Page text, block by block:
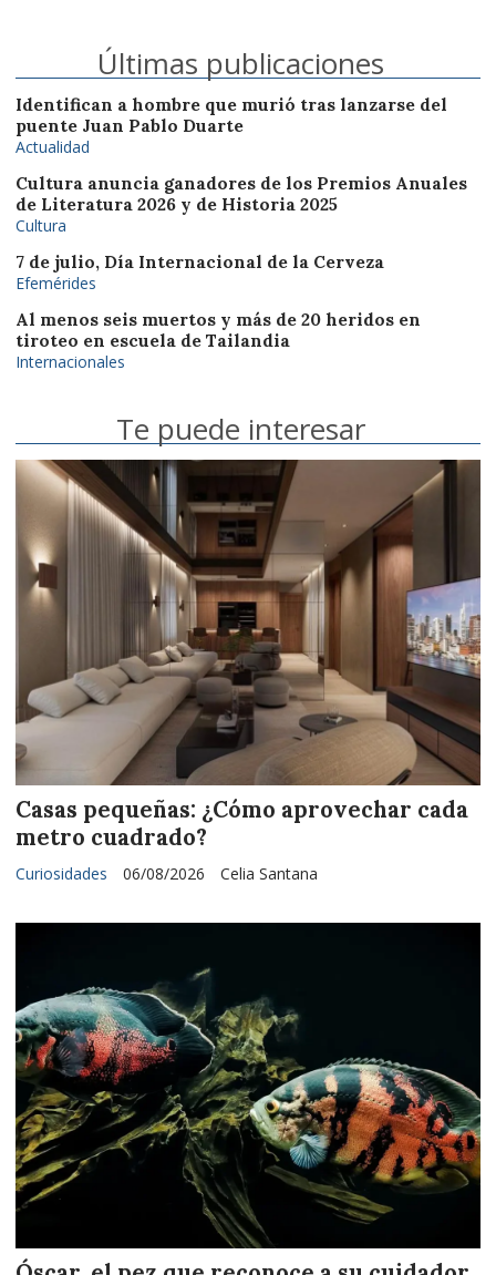
Últimas publicaciones
Identifican a hombre que murió tras lanzarse del
puente Juan Pablo Duarte
Actualidad
Cultura anuncia ganadores de los Premios Anuales
de Literatura 2026 y de Historia 2025
Cultura
7 de julio, Día Internacional de la Cerveza
Efemérides
Al menos seis muertos y más de 20 heridos en
tiroteo en escuela de Tailandia
Internacionales
Te puede interesar
Casas pequeñas: ¿Cómo aprovechar cada
metro cuadrado?
Celia Santana
Curiosidades 06/08/2026